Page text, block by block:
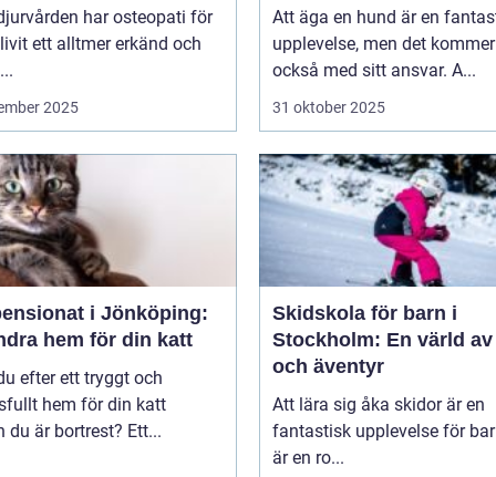
har osteopati för
ett alltmer erkänd och
2025
Att äga en hund är en
upplevelse, men det kommer
också med sitt ansvar. A...
31 oktober 2025
i Jönköping:
hem för din katt
efter ett tryggt och
hem för din katt
du är bortrest? Ett...
Skidskola för barn i
Stockholm: En värld
och äventyr
Att lära sig åka skidor är en
fantastisk upplevelse för
är en ro...